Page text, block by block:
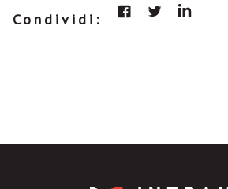
Condividi: